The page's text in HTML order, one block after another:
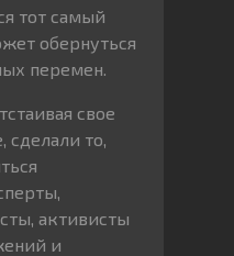
тот самый
обернуться
перемен.
свое
сделали то,
активисты
и